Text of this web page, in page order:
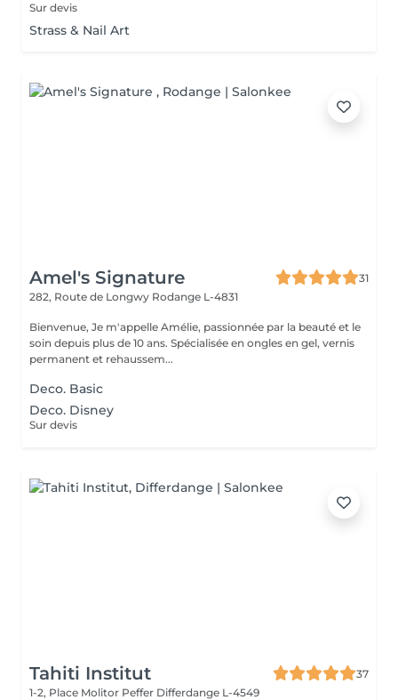
Sur devis
Strass & Nail Art
Amel's Signature
31
282, Route de Longwy Rodange L-4831
Bienvenue, Je m'appelle Amélie, passionnée par la beauté et le
soin depuis plus de 10 ans. Spécialisée en ongles en gel, vernis
permanent et rehaussem...
Deco. Basic
Deco. Disney
Sur devis
Tahiti Institut
37
1-2, Place Molitor Peffer Differdange L-4549